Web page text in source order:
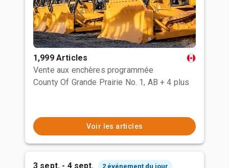
1,999 Articles
Vente aux enchères programmée
County Of Grande Prairie No. 1, AB + 4 plus
Voir les articles
3 sept. - 4 sept. 2 événement du jour